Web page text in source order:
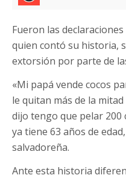
Fueron las
quien contó su historia,
extorsión por parte de
«Mi papá vende cocos
le quitan más de la
dijo tengo que pelar
ya tiene 63 años de
salvadoreña.
Ante esta historia